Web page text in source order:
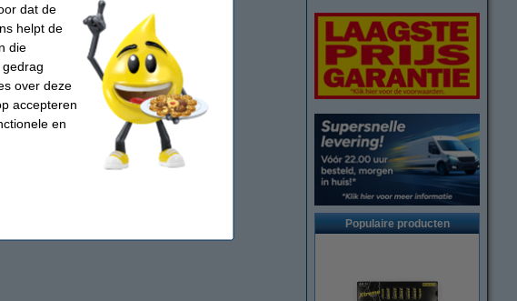
Populaire producten
dat de
helpt de
die
over deze
accepteren
en